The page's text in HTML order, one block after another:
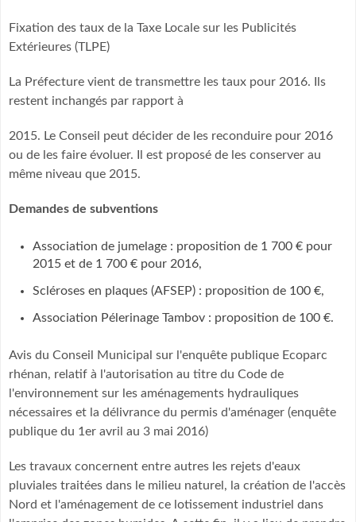
Fixation des taux de la Taxe Locale sur les Publicités
Extérieures (TLPE)
La Préfecture vient de transmettre les taux pour 2016. Ils
restent inchangés par rapport à
2015. Le Conseil peut décider de les reconduire pour 2016
ou de les faire évoluer. Il est proposé de les conserver au
même niveau que 2015.
Demandes de subventions
Association de jumelage : proposition de 1 700 € pour
2015 et de 1 700 € pour 2016,
Scléroses en plaques (AFSEP) : proposition de 100 €,
Association Pélerinage Tambov : proposition de 100 €.
Avis du Conseil Municipal sur l'enquête publique Ecoparc
rhénan, relatif à l'autorisation au titre du Code de
l'environnement sur les aménagements hydrauliques
nécessaires et la délivrance du permis d'aménager (enquête
publique du 1er avril au 3 mai 2016)
Les travaux concernent entre autres les rejets d'eaux
pluviales traitées dans le milieu naturel, la création de l'accès
Nord et l'aménagement de ce lotissement industriel dans